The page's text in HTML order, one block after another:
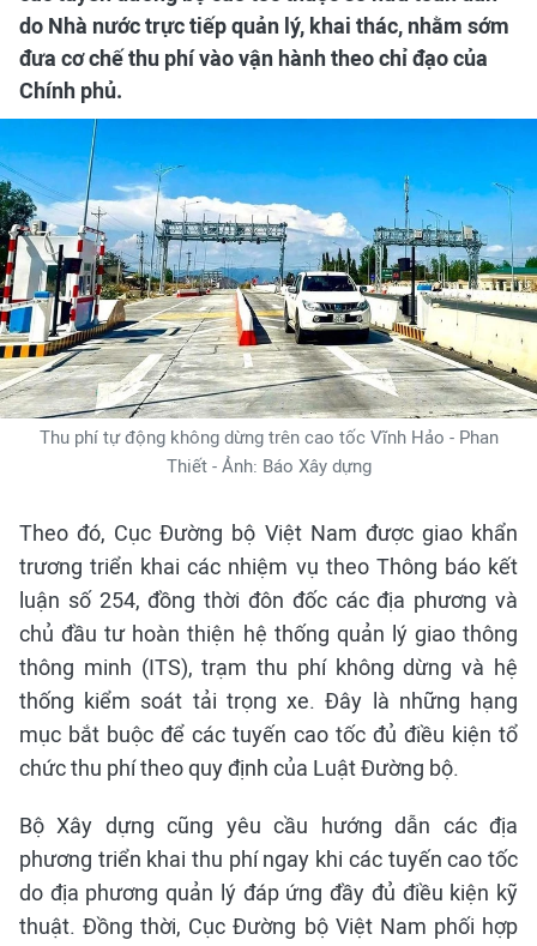
do Nhà nước trực tiếp quản lý, khai thác, nhằm sớm
đưa cơ chế thu phí vào vận hành theo chỉ đạo của
Chính phủ.
Thu phí tự động không dừng trên cao tốc Vĩnh Hảo - Phan
Thiết - Ảnh: Báo Xây dựng
Theo đó, Cục Đường bộ Việt Nam được giao khẩn
trương triển khai các nhiệm vụ theo Thông báo kết
luận số 254, đồng thời đôn đốc các địa phương và
chủ đầu tư hoàn thiện hệ thống quản lý giao thông
thông minh (ITS), trạm thu phí không dừng và hệ
thống kiểm soát tải trọng xe. Đây là những hạng
mục bắt buộc để các tuyến cao tốc đủ điều kiện tổ
chức thu phí theo quy định của Luật Đường bộ.
Bộ Xây dựng cũng yêu cầu hướng dẫn các địa
phương triển khai thu phí ngay khi các tuyến cao tốc
do địa phương quản lý đáp ứng đầy đủ điều kiện kỹ
thuật. Đồng thời, Cục Đường bộ Việt Nam phối hợp